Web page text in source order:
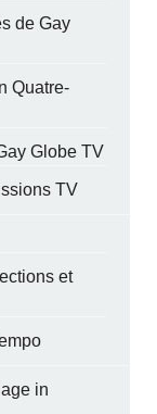
de Gay
Quatre-
Globe TV
TV
et
in